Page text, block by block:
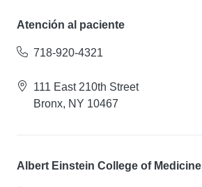
Atención al paciente
718-920-4321
111 East 210th Street
Bronx, NY 10467
Albert Einstein College of Medicine